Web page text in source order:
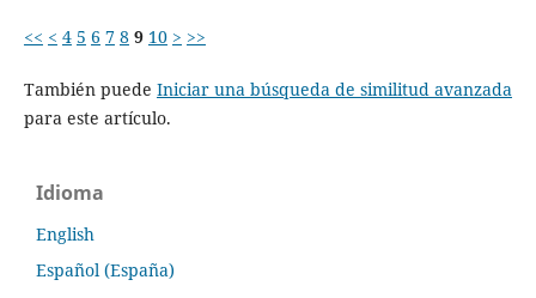
<< < 4 5 6 7 8 9 10 > >>
También puede Iniciar una búsqueda de similitud avanzada
para este artículo.
Idioma
English
Español (España)